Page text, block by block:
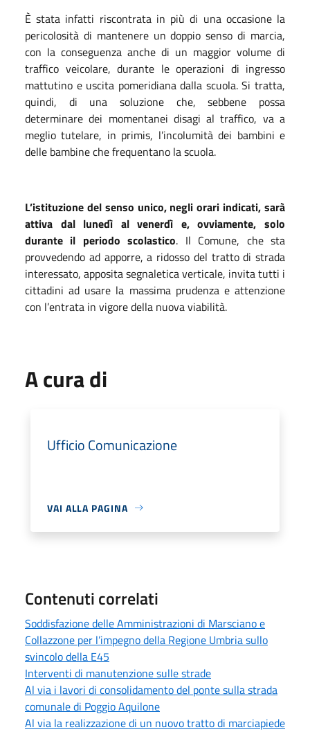
È stata infatti riscontrata in più di una occasione la
pericolosità di mantenere un doppio senso di marcia,
con la conseguenza anche di un maggior volume di
traffico veicolare, durante le operazioni di ingresso
mattutino e uscita pomeridiana dalla scuola. Si tratta,
quindi, di una soluzione che, sebbene possa
determinare dei momentanei disagi al traffico, va a
meglio tutelare, in primis, l’incolumità dei bambini e
delle bambine che frequentano la scuola.
L’istituzione del senso unico, negli orari indicati, sarà
attiva dal lunedì al venerdì e, ovviamente, solo
durante il periodo scolastico. Il Comune, che sta
provvedendo ad apporre, a ridosso del tratto di strada
interessato, apposita segnaletica verticale, invita tutti i
cittadini ad usare la massima prudenza e attenzione
con l’entrata in vigore della nuova viabilità.
A cura di
Ufficio Comunicazione
VAI ALLA PAGINA
Contenuti correlati
Soddisfazione delle Amministrazioni di Marsciano e
Collazzone per l’impegno della Regione Umbria sullo
svincolo della E45
Interventi di manutenzione sulle strade
Al via i lavori di consolidamento del ponte sulla strada
comunale di Poggio Aquilone
Al via la realizzazione di un nuovo tratto di marciapiede